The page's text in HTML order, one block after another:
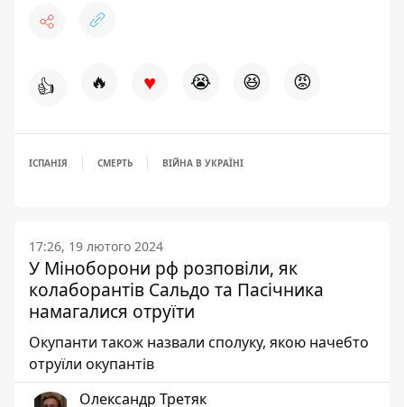
👍 🔥 ♥ 😭 😆 😡
ІСПАНІЯ СМЕРТЬ ВІЙНА В УКРАЇНІ
17:26, 19 лютого 2024
У Міноборони рф розповіли, як
колаборантів Сальдо та Пасічника
намагалися отруїти
Окупанти також назвали сполуку, якою начебто
отруїли окупантів
Олександр Третяк